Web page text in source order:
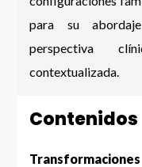
para su
perspectiva
contextualizada.
Contenidos